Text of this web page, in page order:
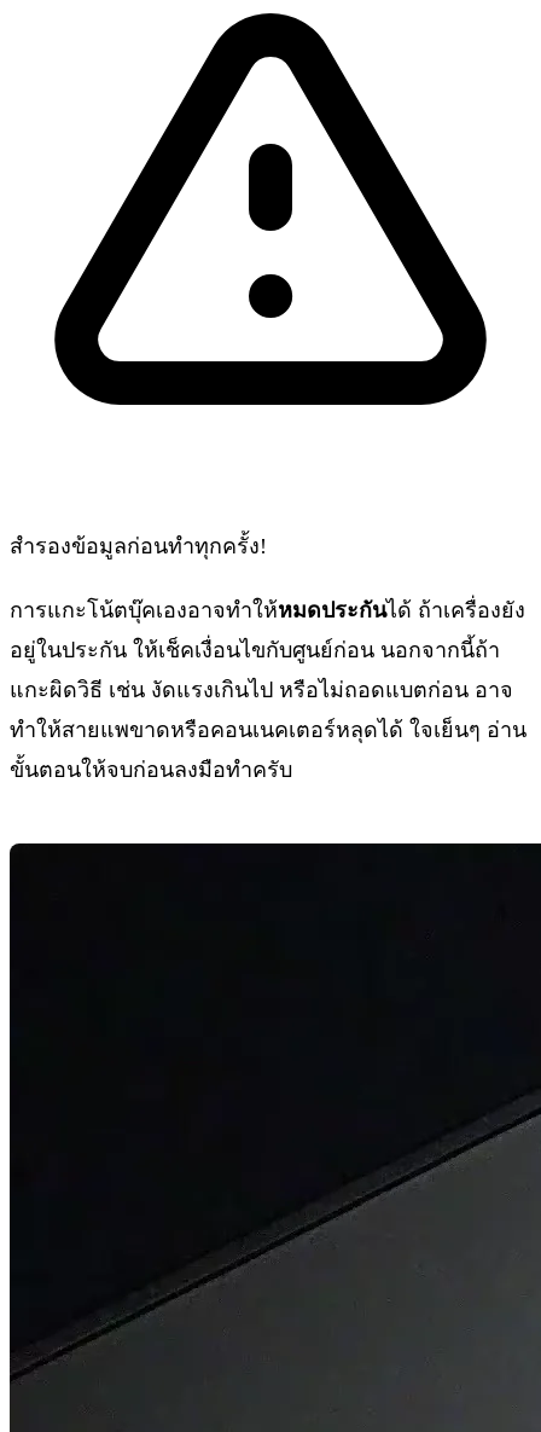
สำรองข้อมูลก่อนทำทุกครั้ง!
การแกะโน้ตบุ๊คเองอาจทำให้หมดประกันได้ ถ้าเครื่องยัง
อยู่ในประกัน ให้เช็คเงื่อนไขกับศูนย์ก่อน นอกจากนี้ถ้า
แกะผิดวิธี เช่น งัดแรงเกินไป หรือไม่ถอดแบตก่อน อาจ
ทำให้สายแพขาดหรือคอนเนคเตอร์หลุดได้ ใจเย็นๆ อ่าน
ขั้นตอนให้จบก่อนลงมือทำครับ